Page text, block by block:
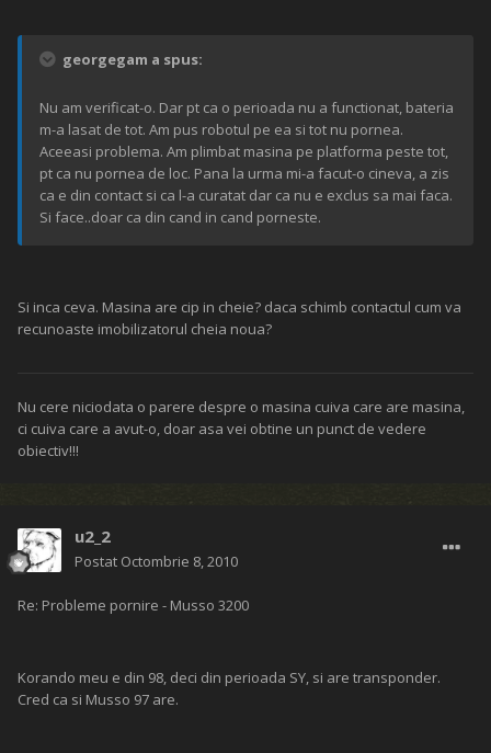
georgegam a spus:
Nu am verificat-o. Dar pt ca o perioada nu a functionat, bateria
m-a lasat de tot. Am pus robotul pe ea si tot nu pornea.
Aceeasi problema. Am plimbat masina pe platforma peste tot,
pt ca nu pornea de loc. Pana la urma mi-a facut-o cineva, a zis
ca e din contact si ca l-a curatat dar ca nu e exclus sa mai faca.
Si face..doar ca din cand in cand porneste.
Si inca ceva. Masina are cip in cheie? daca schimb contactul cum va
recunoaste imobilizatorul cheia noua?
Nu cere niciodata o parere despre o masina cuiva care are masina,
ci cuiva care a avut-o, doar asa vei obtine un punct de vedere
obiectiv!!!
u2_2
Postat Octombrie 8, 2010
Re: Probleme pornire - Musso 3200
Korando meu e din 98, deci din perioada SY, si are transponder.
Cred ca si Musso 97 are.